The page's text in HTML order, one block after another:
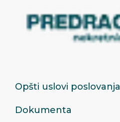
Opšti uslovi poslovanja
Dokumenta